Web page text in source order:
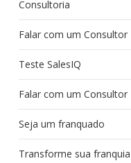
Consultoria
Falar com um
Teste SalesIQ
Falar com um Consultor
Seja um franquado
Transforme sua